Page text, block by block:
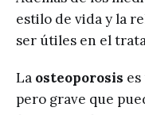
estilo de vida y la
ser útiles en el
La osteoporosis
pero grave que